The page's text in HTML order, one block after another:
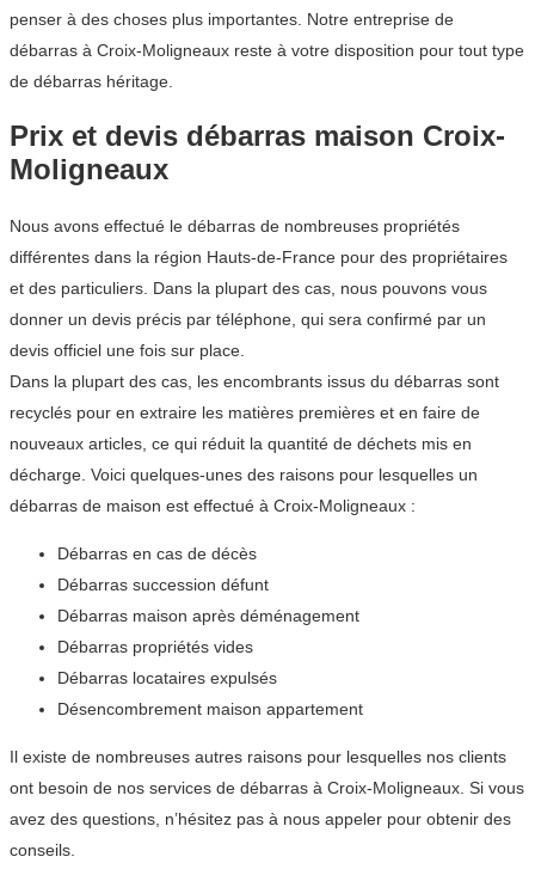
penser à des choses plus importantes. Notre entreprise de
débarras à Croix-Moligneaux reste à votre disposition pour tout type
de débarras héritage.
Prix et devis débarras maison Croix-
Moligneaux
Nous avons effectué le débarras de nombreuses propriétés
différentes dans la région Hauts-de-France pour des propriétaires
et des particuliers. Dans la plupart des cas, nous pouvons vous
donner un devis précis par téléphone, qui sera confirmé par un
devis officiel une fois sur place.
Dans la plupart des cas, les encombrants issus du débarras sont
recyclés pour en extraire les matières premières et en faire de
nouveaux articles, ce qui réduit la quantité de déchets mis en
décharge. Voici quelques-unes des raisons pour lesquelles un
débarras de maison est effectué à Croix-Moligneaux :
Débarras en cas de décès
Débarras succession défunt
Débarras maison après déménagement
Débarras propriétés vides
Débarras locataires expulsés
Désencombrement maison appartement
Il existe de nombreuses autres raisons pour lesquelles nos clients
ont besoin de nos services de débarras à Croix-Moligneaux. Si vous
avez des questions, n’hésitez pas à nous appeler pour obtenir des
conseils.